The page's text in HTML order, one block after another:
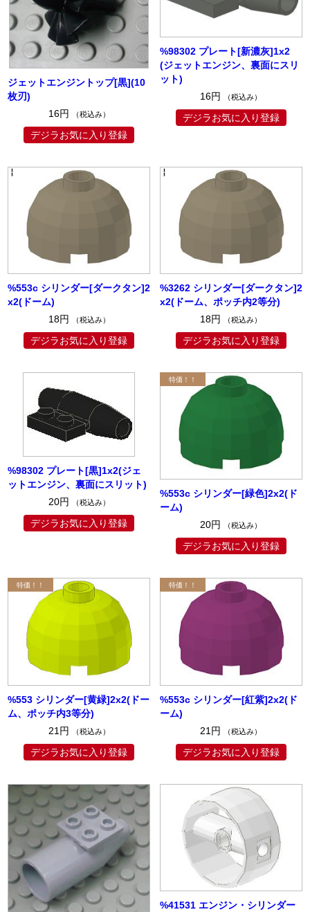
ジェットエンジントップ[黒](10
枚刃)
16円
（税込み）
デジラお気に入り登録
%98302 プレート[新濃灰]1x2
(ジェットエンジン、裏面にスリ
ット)
16円
（税込み）
デジラお気に入り登録
%553c シリンダー[ダークタン]2
x2(ドーム)
18円
（税込み）
デジラお気に入り登録
%3262 シリンダー[ダークタン]2
x2(ドーム、ポッチ内2等分)
18円
（税込み）
デジラお気に入り登録
%98302 プレート[黒]1x2(ジェ
ットエンジン、裏面にスリット)
20円
（税込み）
デジラお気に入り登録
%553c シリンダー[緑色]2x2(ド
ーム)
20円
（税込み）
デジラお気に入り登録
%553 シリンダー[黄緑]2x2(ドー
ム、ポッチ内3等分)
21円
（税込み）
デジラお気に入り登録
%553c シリンダー[紅紫]2x2(ド
ーム)
21円
（税込み）
デジラお気に入り登録
%41531 エンジン・シリンダー